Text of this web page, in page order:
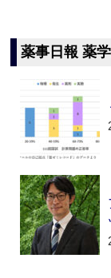
薬事日報 薬